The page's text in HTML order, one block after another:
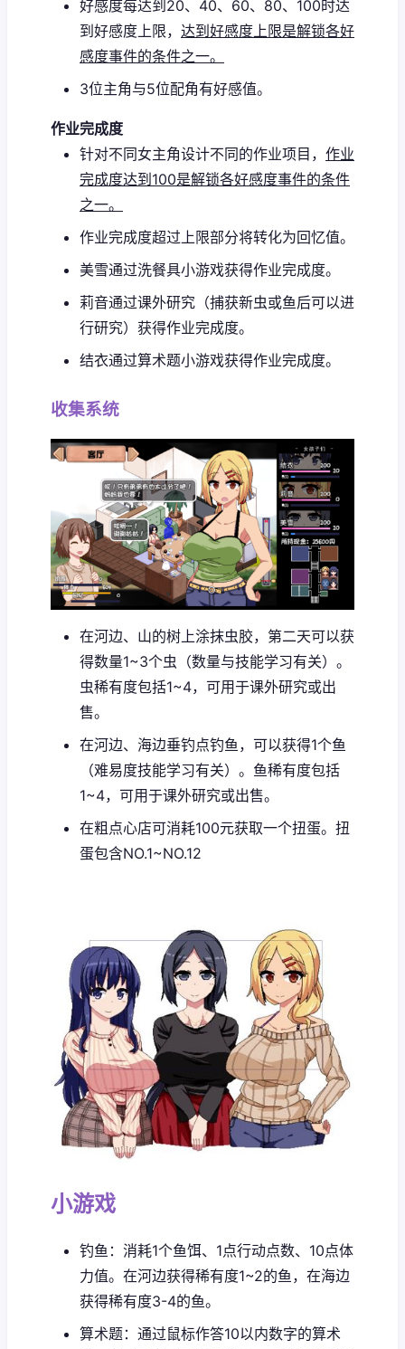
好感度每达到20、40、60、80、100时达
到好感度上限， 达到好感度上限是解锁各好
感度事件的条件之一。
3位主角与5位配角有好感值。
作业完成度
针对不同女主角设计不同的作业项目， 作业
完成度达到100是解锁各好感度事件的条件
之一。
作业完成度超过上限部分将转化为回忆值。
美雪通过洗餐具小游戏获得作业完成度。
莉音通过课外研究（捕获新虫或鱼后可以进
行研究）获得作业完成度。
结衣通过算术题小游戏获得作业完成度。
收集系统
在河边、山的树上涂抹虫胶，第二天可以获
得数量1~3个虫（数量与技能学习有关）。
虫稀有度包括1~4，可用于课外研究或出
售。
在河边、海边垂钓点钓鱼，可以获得1个鱼
（难易度技能学习有关）。鱼稀有度包括
1~4，可用于课外研究或出售。
在粗点心店可消耗100元获取一个扭蛋。扭
蛋包含NO.1~NO.12
小游戏
钓鱼：消耗1个鱼饵、1点行动点数、10点体
力值。在河边获得稀有度1~2的鱼，在海边
获得稀有度3-4的鱼。
算术题：通过鼠标作答10以内数字的算术